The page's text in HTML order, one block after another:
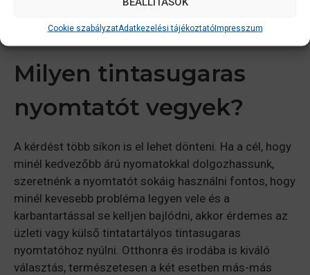
Cookie szabályzatAdatkezelési tájékoztatóImpresszum
képest is.
Milyen tintasugaras
nyomtatót vegyek?
A kérdést több síkon is el lehet dönteni. Ha a cél, hogy
minél kedvezőbb árú nyomatokkal dolgozhassunk,
szeretnénk a nyomtatót sokáig használni fontos, hogy
minél kevesebb probléma legyen vele és a
karbantartással se kelljen bajlódni, akkor érdemes az
üzleti vagy külső tintatartályos tintasugaras
nyomtatóhoz nyúlni. Otthonra és irodába is kiváló
választás, természetesen a két esetben más-más